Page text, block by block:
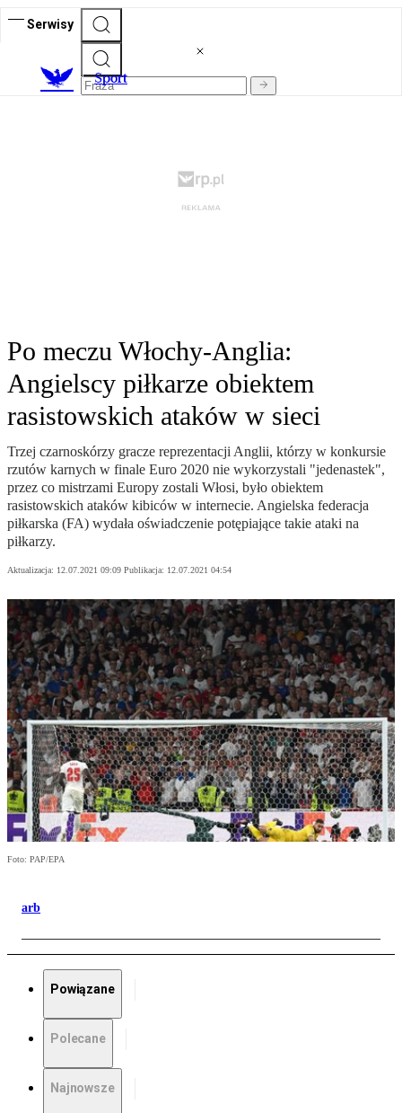
Serwisy
Sport
Po meczu Włochy-Anglia:
Angielscy piłkarze obiektem
rasistowskich ataków w sieci
Trzej czarnoskórzy gracze reprezentacji Anglii, którzy w konkursie
rzutów karnych w finale Euro 2020 nie wykorzystali "jedenastek",
przez co mistrzami Europy zostali Włosi, było obiektem
rasistowskich ataków kibiców w internecie. Angielska federacja
piłkarska (FA) wydała oświadczenie potępiające takie ataki na
piłkarzy.
Aktualizacja: 12.07.2021 09:09 Publikacja: 12.07.2021 04:54
Foto: PAP/EPA
arb
Powiązane
Polecane
Najnowsze